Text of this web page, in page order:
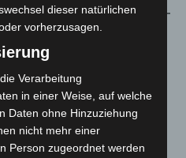
dieser natürlichen
vorherzusagen.
Verarbeitung
in einer Weise, auf welche
Daten ohne Hinzuziehung
nicht mehr einer
Person zugeordnet werden